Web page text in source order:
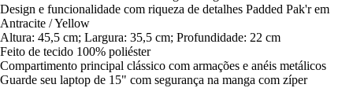
Design e funcionalidade com riqueza de detalhes Padded Pak'r em
Antracite / Yellow
Altura: 45,5 cm; Largura: 35,5 cm; Profundidade: 22 cm
Feito de tecido 100% poliéster
Compartimento principal clássico com armações e anéis metálicos
Guarde seu laptop de 15" com segurança na manga com zíper